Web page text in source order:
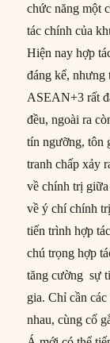
chức năng một
tác chính của
Hiện nay hợp
đáng kể, nhưng
ASEAN+3 rất
đều, ngoài ra
tín ngưỡng, tôn
tranh chấp xảy
về chính trị
về ý chí chính
tiến trình hợp
chú trọng hợp
tăng cường sự
gia. Chỉ cần
nhau, cùng cố